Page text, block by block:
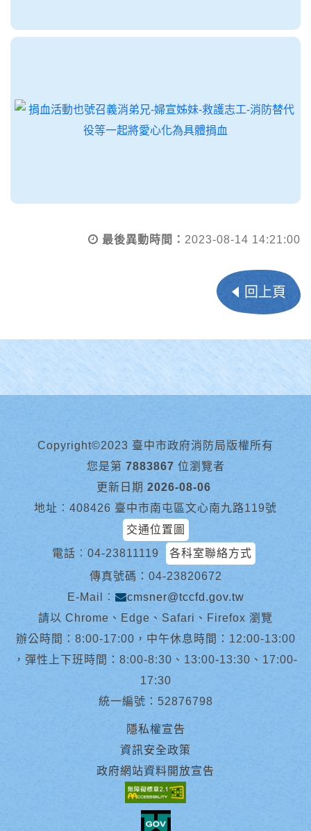
最後異動時間： 2023-08-14 14:21:00
回上頁
Copyright©2023 臺中市政府消防局版權所有
您是第 7883867 位瀏覽者
更新日期 2026-08-06
地址︰408426 臺中市南屯區文心南九路119號
交通位置圖
電話︰ 04-23811119
各科室聯絡方式
傳真號碼：04-23820672
E-Mail︰
cmsner@tccfd.gov.tw
請以 Chrome、Edge、Safari、Firefox 瀏覽
辦公時間：8:00-17:00，中午休息時間：12:00-13:00
，彈性上下班時間：8:00-8:30、13:00-13:30、17:00-
17:30
統一編號：52876798
隱私權宣告
資訊安全政策
政府網站資料開放宣告